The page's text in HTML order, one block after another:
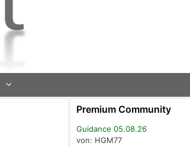
Premium Community
Guidance 05.08.26
von: HGM77